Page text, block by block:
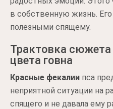
в собственную жизнь.
полезными спящему.
Трактовка сюжета
цвета говна
Красные фекалии пса
неприятной ситуации на
спящего и не давала ему